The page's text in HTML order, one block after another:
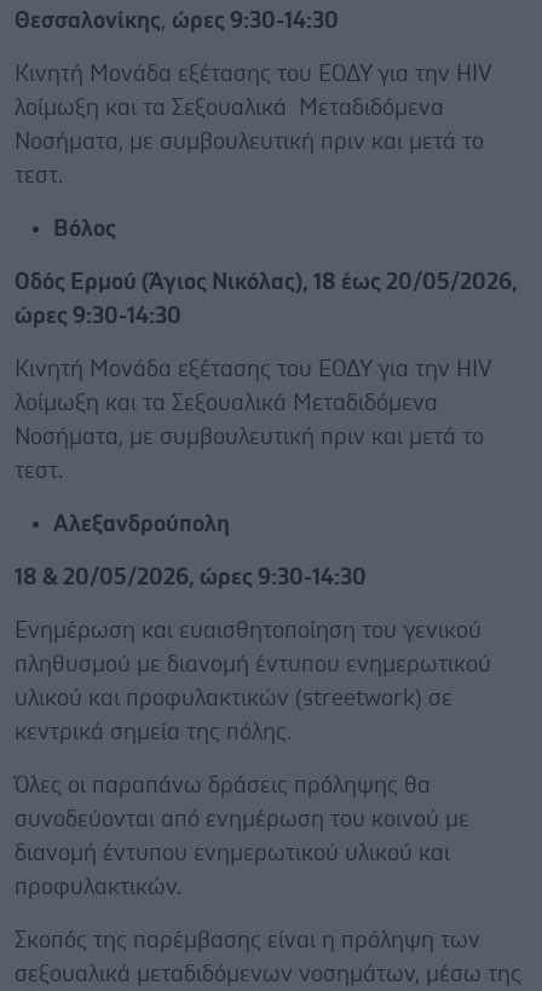
Θεσσαλονίκης, ώρες 9:30-14:30
Κινητή Μονάδα εξέτασης του ΕΟΔΥ για την HIV
λοίμωξη και τα Σεξουαλικά Μεταδιδόμενα
Νοσήματα, με συμβουλευτική πριν και μετά το
τεστ.
Βόλος
Οδός Ερμού (Άγιος Νικόλας), 18 έως 20/05/2026,
ώρες 9:30-14:30
Κινητή Μονάδα εξέτασης του ΕΟΔΥ για την HIV
λοίμωξη και τα Σεξουαλικά Μεταδιδόμενα
Νοσήματα, με συμβουλευτική πριν και μετά το
τεστ.
Αλεξανδρούπολη
18 & 20/05/2026, ώρες 9:30-14:30
Ενημέρωση και ευαισθητοποίηση του γενικού
πληθυσμού με διανομή έντυπου ενημερωτικού
υλικού και προφυλακτικών (streetwork) σε
κεντρικά σημεία της πόλης.
Όλες οι παραπάνω δράσεις πρόληψης θα
συνοδεύονται από ενημέρωση του κοινού με
διανομή έντυπου ενημερωτικού υλικού και
προφυλακτικών.
Σκοπός της παρέμβασης είναι η πρόληψη των
σεξουαλικά μεταδιδόμενων νοσημάτων, μέσω της